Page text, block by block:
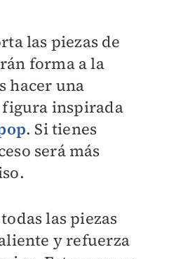
las piezas de
forma a la
hacer una
figura inspirada
. Si tienes
será más
las piezas
y refuerza